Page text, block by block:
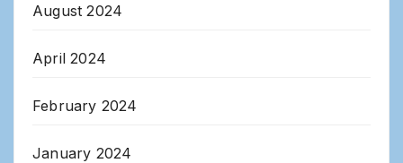
August 2024
April 2024
February 2024
January 2024